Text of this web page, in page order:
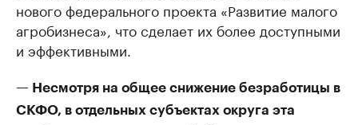
нового федерального проекта «Развитие малого
агробизнеса», что сделает их более доступными
и эффективными.
— Несмотря на общее снижение безработицы в
СКФО, в отдельных субъектах округа эта